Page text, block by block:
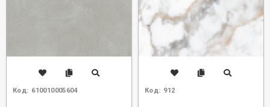
Код: 610010005604 Код: 912